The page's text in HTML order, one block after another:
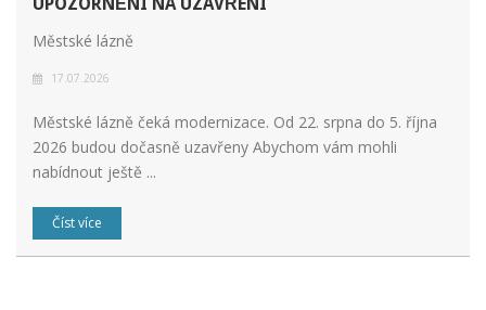
Městské lázně
17.07.2026
Městské lázně čeká modernizace. Od 22. srpna do 5. října
2026 budou dočasně uzavřeny Abychom vám mohli
nabídnout ještě ...
Číst více